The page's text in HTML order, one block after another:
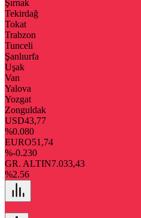
Şırnak
Tekirdağ
Tokat
Trabzon
Tunceli
Şanlıurfa
Uşak
Van
Yalova
Yozgat
Zonguldak
USD43,77
%0.080
EURO51,74
%-0.230
GR. ALTIN7.033,43
%2.56